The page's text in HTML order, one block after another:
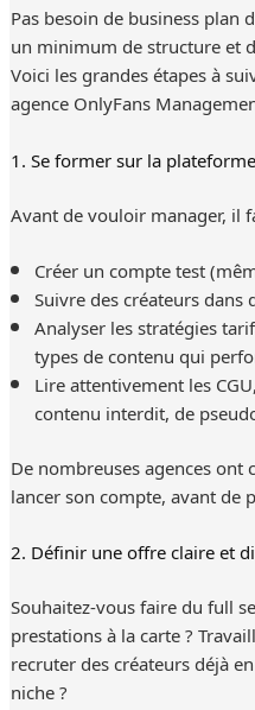
Pas besoin de business plan
un minimum de structure et
Voici les grandes étapes à
agence OnlyFans
1. Se former sur la
Avant de vouloir manager, il
Créer un compte test
Suivre des créateurs dans
Analyser les stratégies
types de contenu qui
Lire attentivement les
contenu interdit, de
De nombreuses agences
lancer son compte, avant de
2. Définir une offre claire et
Souhaitez-vous faire du full
prestations à la carte ?
recruter des créateurs déjà
niche ?